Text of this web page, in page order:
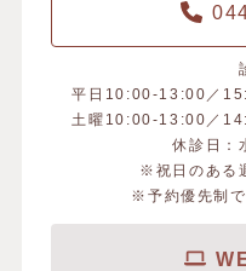
平日10:00-13:00／
土曜10:00-13:00／
休診日：
※祝日のある
※予約優先制で